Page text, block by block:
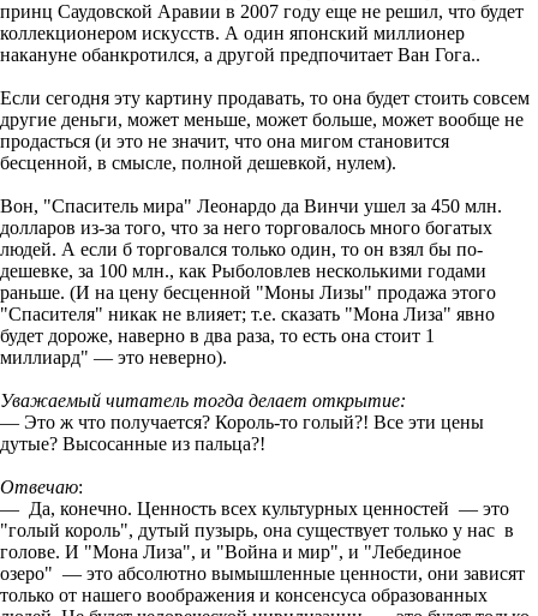
принц Саудовской Аравии в 2007 году еще не решил, что будет
коллекционером искусств. А один японский миллионер
накануне обанкротился, а другой предпочитает Ван Гога..
Если сегодня эту картину продавать, то она будет стоить совсем
другие деньги, может меньше, может больше, может вообще не
продасться (и это не значит, что она мигом становится
бесценной, в смысле, полной дешевкой, нулем).
Вон, "Спаситель мира" Леонардо да Винчи ушел за 450 млн.
долларов из-за того, что за него торговалось много богатых
людей. А если б торговался только один, то он взял бы по-
дешевке, за 100 млн., как Рыболовлев несколькими годами
раньше. (И на цену бесценной "Моны Лизы" продажа этого
"Спасителя" никак не влияет; т.е. сказать "Мона Лиза" явно
будет дороже, наверно в два раза, то есть она стоит 1
миллиард" — это неверно).
Уважаемый читатель тогда делает открытие:
— Это ж что получается? Король-то голый?! Все эти цены
дутые? Высосанные из пальца?!
Отвечаю:
— Да, конечно. Ценность всех культурных ценностей — это
"голый король", дутый пузырь, она существует только у нас в
голове. И "Мона Лиза", и "Война и мир", и "Лебединое
озеро" — это абсолютно вымышленные ценности, они зависят
только от нашего воображения и консенсуса образованных